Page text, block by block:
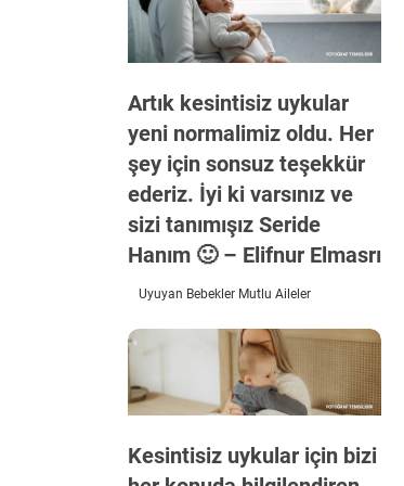
Artık kesintisiz uykular
yeni normalimiz oldu. Her
şey için sonsuz teşekkür
ederiz. İyi ki varsınız ve
sizi tanımışız Seride
Hanım 🙂 – Elifnur Elmasrı
Uyuyan Bebekler Mutlu Aileler
Kesintisiz uykular için bizi